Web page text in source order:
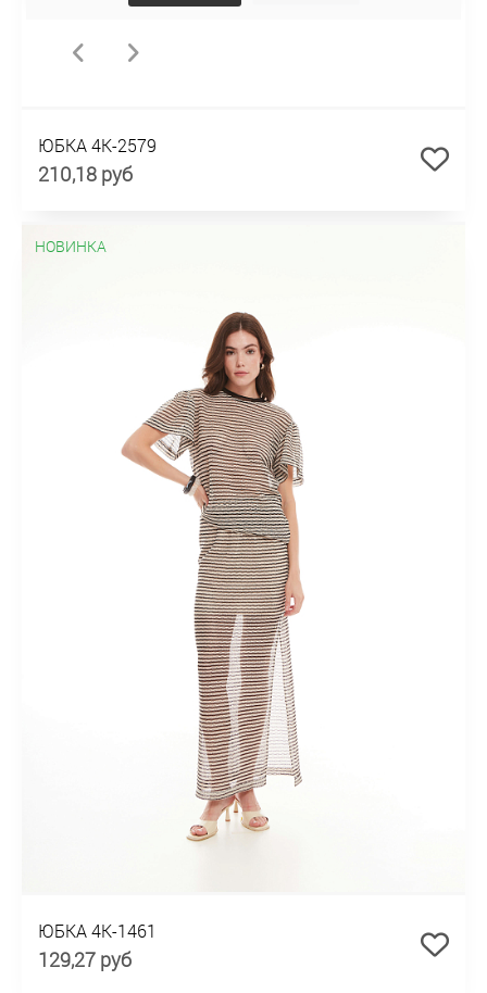
ЮБКА 4К-2579
210,18 руб
НОВИНКА
ЮБКА 4К-1461
129,27 руб